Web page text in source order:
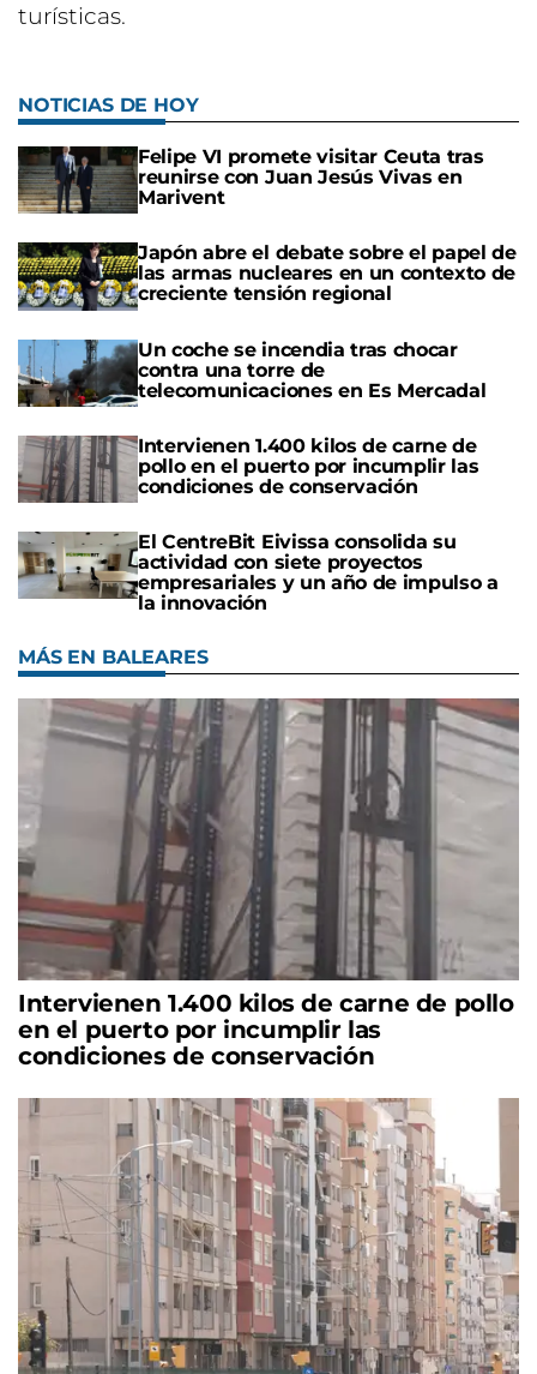
turísticas.
NOTICIAS DE HOY
Felipe VI promete visitar Ceuta tras
reunirse con Juan Jesús Vivas en
Marivent
Japón abre el debate sobre el papel de
las armas nucleares en un contexto de
creciente tensión regional
Un coche se incendia tras chocar
contra una torre de
telecomunicaciones en Es Mercadal
Intervienen 1.400 kilos de carne de
pollo en el puerto por incumplir las
condiciones de conservación
El CentreBit Eivissa consolida su
actividad con siete proyectos
empresariales y un año de impulso a
la innovación
MÁS EN BALEARES
Intervienen 1.400 kilos de carne de pollo
en el puerto por incumplir las
condiciones de conservación